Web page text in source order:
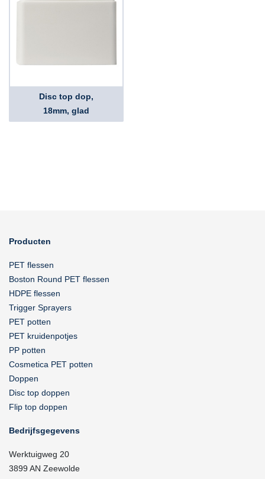
Disc top dop,
18mm, glad
Producten
PET flessen
Boston Round PET flessen
HDPE flessen
Trigger Sprayers
PET potten
PET kruidenpotjes
PP potten
Cosmetica PET potten
Doppen
Disc top doppen
Flip top doppen
Bedrijfsgegevens
Werktuigweg 20
3899 AN Zeewolde